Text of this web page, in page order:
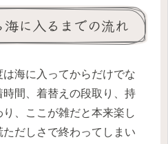
に入るまでの流れ
海に入ってからだけでな
時間、着替えの段取り、持
、ここが雑だと本来楽し
だしさで終わってしまい